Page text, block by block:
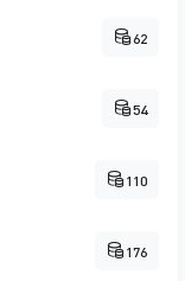
62
54
110
176